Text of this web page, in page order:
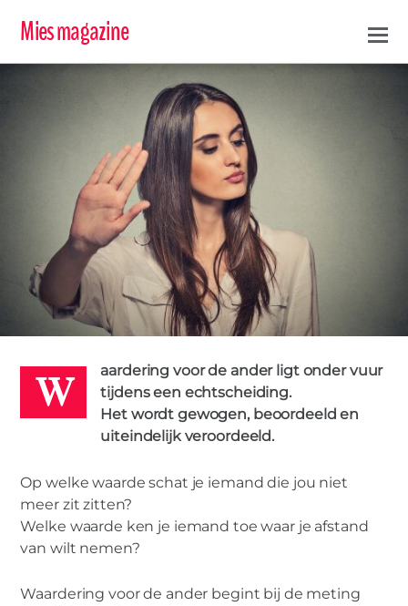
Mies magazine
META 10 DECEMBER 2018
MINACHTING PARTNERS
MIES PARTNERS
Minachting doodt alles dat
gezamenlijk is; inclusief het
W
aardering voor de ander ligt onder vuur
tijdens een echtscheiding.
Het wordt gewogen, beoordeeld en
uiteindelijk veroordeeld.
Op welke waarde schat je iemand die jou niet
meer zit zitten?
Welke waarde ken je iemand toe waar je afstand
van wilt nemen?
Waardering voor de ander begint bij de meting